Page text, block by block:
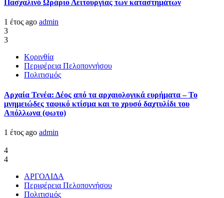
Πασχαλινό Ωράριο Λειτουργίας των καταστημάτων
1 έτος ago admin
3
3
Κορινθία
Περιφέρεια Πελοποννήσου
Πολιτισμός
Αρχαία Τενέα: Δέος από τα αρχαιολογικά ευρήματα – Το
μνημειώδες ταφικό κτίσμα και το χρυσό δαχτυλίδι του
Απόλλωνα (φωτο)
1 έτος ago admin
4
4
ΑΡΓΟΛΙΔΑ
Περιφέρεια Πελοποννήσου
Πολιτισμός